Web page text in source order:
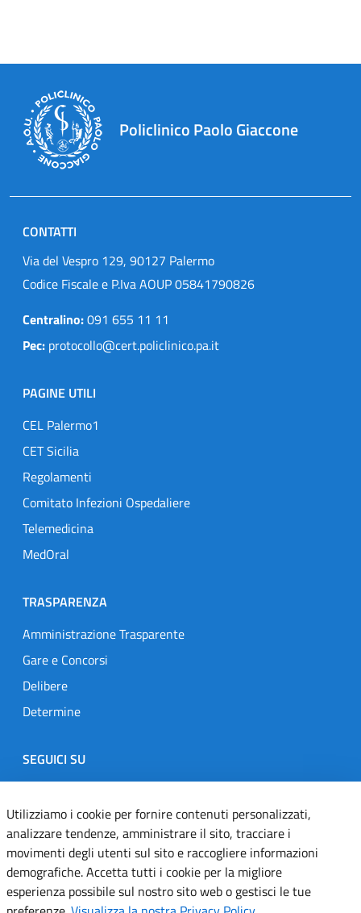
Policlinico Paolo Giaccone
CONTATTI
Via del Vespro 129, 90127 Palermo
Codice Fiscale e P.Iva AOUP 05841790826
Centralino:091 655 11 11
Pec: protocollo@cert.policlinico.pa.it
PAGINE UTILI
CEL Palermo1
CET Sicilia
Regolamenti
Comitato Infezioni Ospedaliere
Telemedicina
MedOral
TRASPARENZA
Amministrazione Trasparente
Gare e Concorsi
Delibere
Determine
SEGUICI SU
Designers Italia
TwitterInstagramYoutubeLinkedin
Dichiarazione di accessibilità
Informativa cookie
Utilizziamo i cookie per fornire contenuti personalizzati,
analizzare tendenze, amministrare il sito, tracciare i
movimenti degli utenti sul sito e raccogliere informazioni
demografiche. Accetta tutti i cookie per la migliore
esperienza possibile sul nostro sito web o gestisci le tue